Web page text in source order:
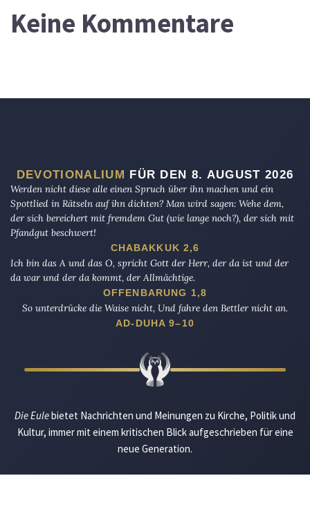
Keine Kommentare
DEVOTIONALIUM
FÜR DEN 8. AUGUST 2026
Werden nicht diese alle einen Spruch über ihn machen und ein
Spottlied in Rätseln auf ihn dichten? Man wird sagen: Wehe dem,
der sich bereichert mit fremdem Gut (wie lange noch?), der sich mit
Pfandgut beschwert!
CHABAKKUK 2,6
Ich bin das A und das O, spricht Gott der Herr, der da ist und der
da war und der da kommt, der Allmächtige.
OFFENBARUNG 1,8
So unterdrücke die Waise nicht, Und fahre den Bettler nicht an.
AD-DUHA 9–10
Die Eulebietet Nachrichten und Meinungen zu Kirche, Politik und
Kultur, immer mit einem kritischen Blick aufgeschrieben für eine
neue Generation.